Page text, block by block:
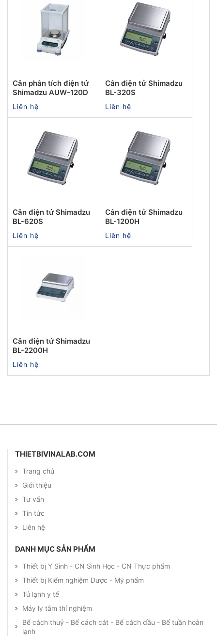
Cân phân tích điện tử
Shimadzu AUW-120D
Liên hệ
Cân điện tử Shimadzu
BL-320S
Liên hệ
Cân điện tử Shimadzu
BL-620S
Liên hệ
Cân điện tử Shimadzu
BL-1200H
Liên hệ
Cân điện tử Shimadzu
BL-2200H
Liên hệ
THIETBIVINALAB.COM
Trang chủ
Giới thiệu
Tư vấn
Tin tức
Liên hệ
DANH MỤC SẢN PHẨM
Thiết bị Y Sinh - CN Sinh Học - CN Thực phẩm
Thiết bị Kiểm nghiệm Dược - Mỹ phẩm
Tủ lạnh y tế
Máy ly tâm thí nghiệm
Bể cách thuỷ - Bể cách cát - Bể cách dầu - Bể tuần hoàn
lạnh